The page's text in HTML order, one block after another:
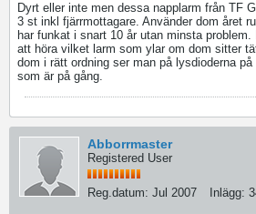
Dyrt eller inte men dessa napplarm från TF
3 st inkl fjärrmottagare. Använder dom året
har funkat i snart 10 år utan minsta
att höra vilket larm som ylar om dom sitter
dom i rätt ordning ser man på lysdioderna
som är på gång.
Abborrmaster
Registered User
Reg.datum: Jul 2007 Inlägg: